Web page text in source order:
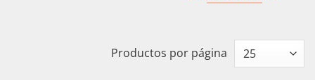
Productos por página